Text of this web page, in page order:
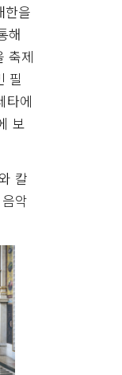
한을
해
축제
필
타에
보
칼
악